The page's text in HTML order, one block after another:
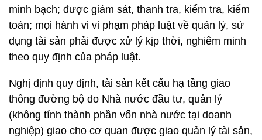
minh bạch; được giám sát, thanh tra, kiểm tra, kiểm
toán; mọi hành vi vi phạm pháp luật về quản lý, sử
dụng tài sản phải được xử lý kịp thời, nghiêm minh
theo quy định của pháp luật.
Nghị định quy định, tài sản kết cấu hạ tầng giao
thông đường bộ do Nhà nước đầu tư, quản lý
(không tính thành phần vốn nhà nước tại doanh
nghiệp) giao cho cơ quan được giao quản lý tài sản,